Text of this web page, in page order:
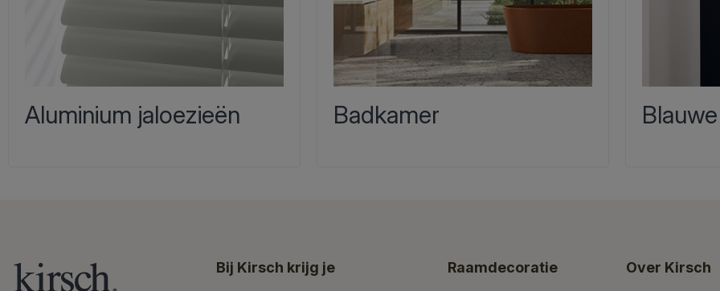
Aluminium jaloezieën Badkamer
Bij Kirsch krijg je Raamdecoratie Over Kirsch